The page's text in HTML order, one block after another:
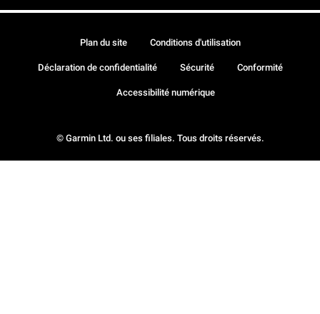
© Garmin Ltd. ou ses filiales. Tous droits réservés.
Plan du site Conditions d'utilisation
Déclaration de confidentialité Sécurité Conformité
Accessibilité numérique